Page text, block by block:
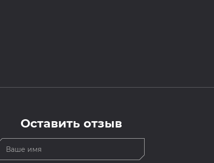
Оставить отзыв